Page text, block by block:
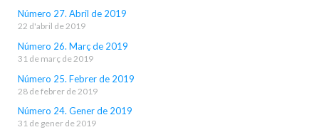
Número 27. Abril de 2019
22 d'abril de 2019
Número 26. Març de 2019
31 de març de 2019
Número 25. Febrer de 2019
28 de febrer de 2019
Número 24. Gener de 2019
31 de gener de 2019